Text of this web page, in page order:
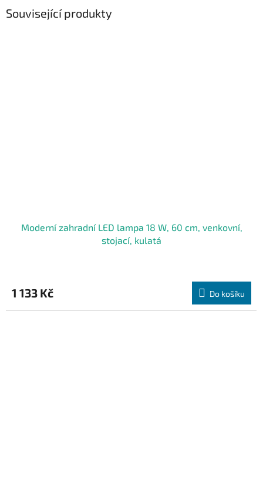
Související produkty
Moderní zahradní LED lampa 18 W, 60 cm, venkovní,
stojací, kulatá
1 133 Kč Do košíku